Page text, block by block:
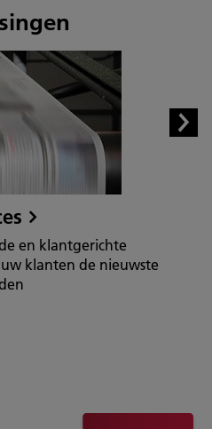
en klantgerichte
klanten de nieuwste